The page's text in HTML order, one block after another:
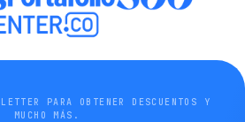
PARA OBTENER DESCUENTOS Y
MUCHO MÁS.